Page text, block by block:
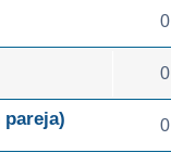
0
0
pareja) 0